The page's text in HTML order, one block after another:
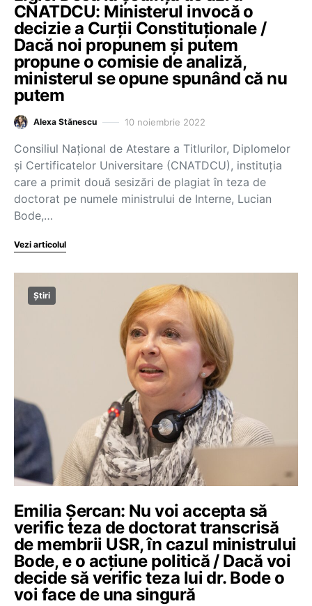
CNATDCU: Ministerul invocă o
decizie a Curții Constituționale /
Dacă noi propunem și putem
propune o comisie de analiză,
ministerul se opune spunând că nu
putem
Alexa Stănescu 10 noiembrie 2022
Consiliul Naţional de Atestare a Titlurilor, Diplomelor
și Certificatelor Universitare (CNATDCU), instituția
care a primit două sesizări de plagiat în teza de
doctorat pe numele ministrului de Interne, Lucian
Bode,…
Vezi articolul
Știri
Emilia Șercan: Nu voi accepta să
verific teza de doctorat transcrisă
de membrii USR, în cazul ministrului
Bode, e o acțiune politică / Dacă voi
decide să verific teza lui dr. Bode o
voi face de una singură